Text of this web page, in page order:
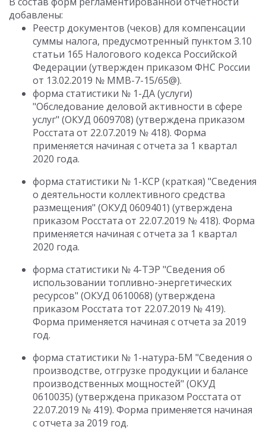
добавлены:
Реестр документов (чеков) для компенсации
суммы налога, предусмотренный пунктом 3.10
статьи 165 Налогового кодекса Российской
Федерации (утвержден приказом ФНС России
от 13.02.2019 № ММВ-7-15/65@).
форма статистики № 1-ДА (услуги)
"Обследование деловой активности в сфере
услуг" (ОКУД 0609708) (утверждена приказом
Росстата от 22.07.2019 № 418). Форма
применяется начиная с отчета за 1 квартал
2020 года.
форма статистики № 1-КСР (краткая) "Сведения
о деятельности коллективного средства
размещения" (ОКУД 0609401) (утверждена
приказом Росстата от 22.07.2019 № 418). Форма
применяется начиная с отчета за 1 квартал
2020 года.
форма статистики № 4-ТЭР "Сведения об
использовании топливно-энергетических
ресурсов" (ОКУД 0610068) (утверждена
приказом Росстата тот 22.07.2019 № 419).
Форма применяется начиная с отчета за 2019
год.
форма статистики № 1-натура-БМ "Сведения о
производстве, отгрузке продукции и балансе
производственных мощностей" (ОКУД
0610035) (утверждена приказом Росстата от
22.07.2019 № 419). Форма применяется начиная
с отчета за 2019 год.